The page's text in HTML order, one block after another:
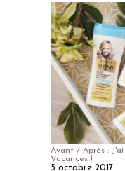
Avant / Après :
Vacances !
5 octobre 2017